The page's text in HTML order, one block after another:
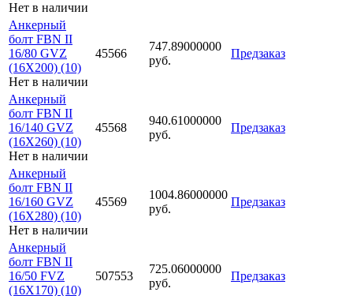
Нет в наличии
Анкерный
болт FBN II
16/80 GVZ
(16X200) (10)
Нет в наличии
45566
747.89000000
руб.
Предзаказ
Анкерный
болт FBN II
16/140 GVZ
(16X260) (10)
Нет в наличии
45568
940.61000000
руб.
Предзаказ
Анкерный
болт FBN II
16/160 GVZ
(16X280) (10)
Нет в наличии
45569
1004.86000000
руб.
Предзаказ
Анкерный
болт FBN II
16/50 FVZ
(16X170) (10)
507553
725.06000000
руб.
Предзаказ